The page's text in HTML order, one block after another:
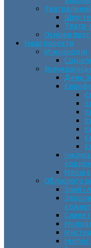
Шоу-
Театр-
Основи
Наші проєкти
Міжнародні
День
Марш
Обласного
Знай і
Humor